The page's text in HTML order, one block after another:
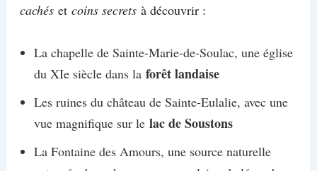
cachéset coins secretsà découvrir :
La chapelle de Sainte-Marie-de-Soulac, une église
du XIe siècle dans la forêt landaise
Les ruines du château de Sainte-Eulalie, avec une
vue magnifique sur le lac de Soustons
La Fontaine des Amours, une source naturelle